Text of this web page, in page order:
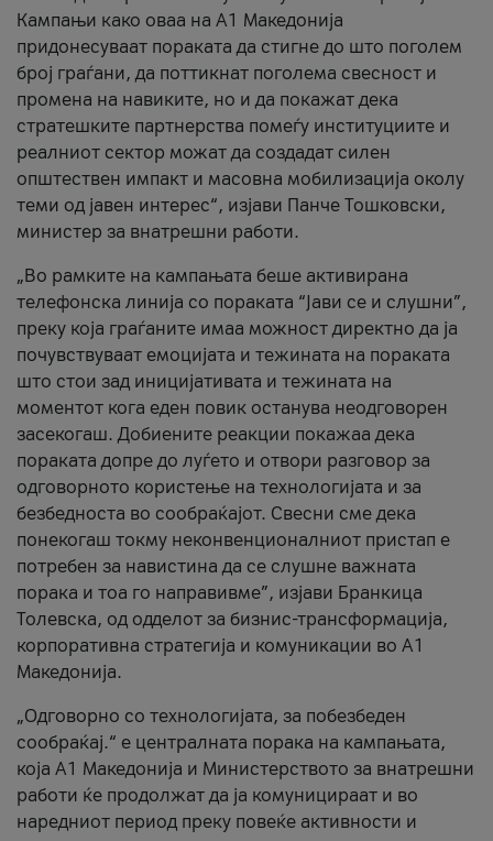
Кампањи како оваа на A1 Македонија
придонесуваат пораката да стигне до што поголем
број граѓани, да поттикнат поголема свесност и
промена на навиките, но и да покажат дека
стратешките партнерства помеѓу институциите и
реалниот сектор можат да создадат силен
општествен импакт и масовна мобилизација околу
теми од јавен интерес“, изјави Панче Тошковски,
министер за внатрешни работи.
„Во рамките на кампањата беше активирана
телефонска линија со пораката “Јави се и слушни”,
преку која граѓаните имаа можност директно да ја
почувствуваат емоцијата и тежината на пораката
што стои зад иницијативата и тежината на
моментот кога еден повик останува неодговорен
засекогаш. Добиените реакции покажаа дека
пораката допре до луѓето и отвори разговор за
одговорното користење на технологијата и за
безбедноста во сообраќајот. Свесни сме дека
понекогаш токму неконвенционалниот пристап е
потребен за навистина да се слушне важната
порака и тоа го направивме”, изјави Бранкица
Толевска, од одделот за бизнис-трансформација,
корпоративна стратегија и комуникации во А1
Македонија.
„Одговорно со технологијата, за побезбеден
сообраќај.“ е централната порака на кампањата,
која A1 Македонија и Министерството за внатрешни
работи ќе продолжат да ја комуницираат и во
наредниот период преку повеќе активности и